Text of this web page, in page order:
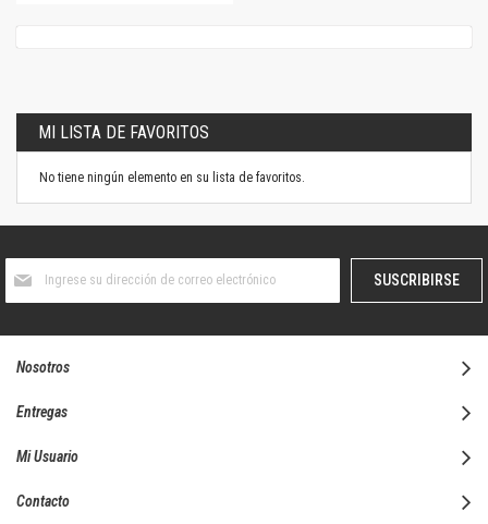
MI LISTA DE FAVORITOS
No tiene ningún elemento en su lista de favoritos.
boletín
SUSCRIBIRSE
Nosotros
Entregas
Mi Usuario
Contacto